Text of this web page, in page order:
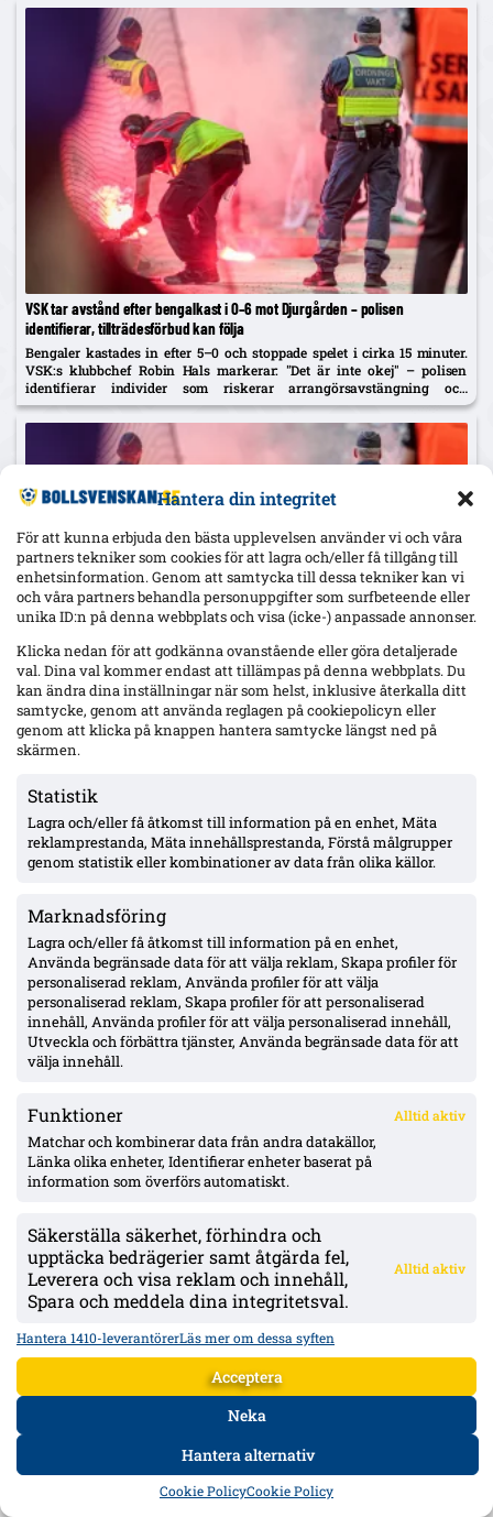
Hantera din integritet
För att kunna erbjuda den bästa upplevelsen använder vi och våra
partners tekniker som cookies för att lagra och/eller få tillgång till
enhetsinformation. Genom att samtycka till dessa tekniker kan vi
och våra partners behandla personuppgifter som surfbeteende eller
unika ID:n på denna webbplats och visa (icke-) anpassade annonser.
Klicka nedan för att godkänna ovanstående eller göra detaljerade
val. Dina val kommer endast att tillämpas på denna webbplats. Du
kan ändra dina inställningar när som helst, inklusive återkalla ditt
samtycke, genom att använda reglagen på cookiepolicyn eller
genom att klicka på knappen hantera samtycke längst ned på
skärmen.
Statistik
Lagra och/eller få åtkomst till information på en enhet, Mäta
reklamprestanda, Mäta innehållsprestanda, Förstå målgrupper
genom statistik eller kombinationer av data från olika källor.
Marknadsföring
Lagra och/eller få åtkomst till information på en enhet,
Använda begränsade data för att välja reklam, Skapa profiler för
personaliserad reklam, Använda profiler för att välja
personaliserad reklam, Skapa profiler för att personaliserad
innehåll, Använda profiler för att välja personaliserad innehåll,
Utveckla och förbättra tjänster, Använda begränsade data för att
välja innehåll.
Funktioner Alltid aktiv
Matchar och kombinerar data från andra datakällor,
Länka olika enheter, Identifierar enheter baserat på
information som överförs automatiskt.
Säkerställa säkerhet, förhindra och
upptäcka bedrägerier samt åtgärda fel,
Leverera och visa reklam och innehåll,
Spara och meddela dina integritetsval.
Alltid aktiv
Hantera 1410-leverantörerLäs mer om dessa syften
Acceptera
Neka
Hantera alternativ
Cookie PolicyCookie Policy
VSK tar avstånd efter bengalkast i 0–6 mot Djurgården – polisen
identifierar, tillträdesförbud kan följa
Bengaler kastades in efter 5–0 och stoppade spelet i cirka 15 minuter.
VSK:s klubbchef Robin Hals markerar: "Det är inte okej" – polisen
identifierar individer som riskerar arrangörsavstängning och
tillträdesförbud.
Polis utreder misstänkt misshandel efter bengalbråk i VSK-klacken – film
säkrad, fynd i supporterbuss
Djurgården. Förundersökning om misshandel inledd; polis har film och
fann bengaler, maskering och misstänkt narkotika i VSK:s
supporterbuss – klubben tar avstånd.
Aktuellt
Elfsborgs 19-årige Ossian Nordvall debuterade borta mot Mjällby – inhopp i
Nordvall fick sina första allsvenska minuter för Elfsborg mot Mjällby
inför en stark bortaklack. 19-åringen beskriver debuten som
”fantastisk” och siktar på fler minuter under hösten.
DATA FORUM